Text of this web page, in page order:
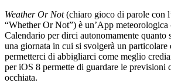
Weather Or Not(chiaro gioco di parole con
“Whether Or Not”) è un’App meteorologica
Calendario per dirci autonomamente quanto
una giornata in cui si svolgerà un particolare
permetterci di abbigliarci come meglio
per iOS 8 permette di guardare le previsioni
occhiata.